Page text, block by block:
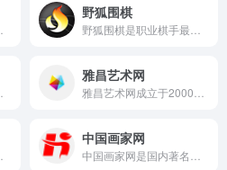
野狐围棋
雅昌艺术网
中国画家网